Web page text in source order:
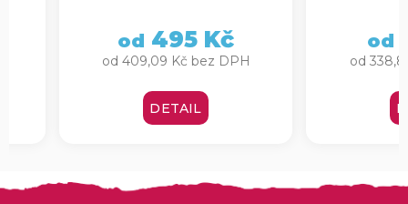
od 409,09 Kč bez DPH
od 495 Kč
DETAIL
od
od